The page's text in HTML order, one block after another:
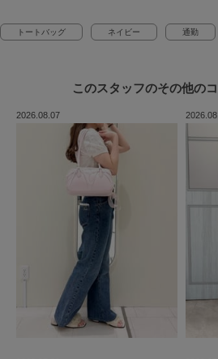
トートバッグ ネイビー 通勤
このスタッフのその他の
2026.08.07